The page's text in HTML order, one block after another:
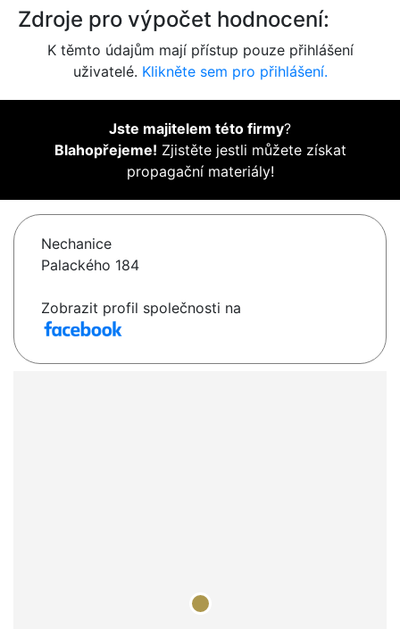
Zdroje pro výpočet hodnocení:
K těmto údajům mají přístup pouze přihlášení
uživatelé. Klikněte sem pro přihlášení.
Jste majitelem této firmy?
Blahopřejeme! Zjistěte jestli můžete získat
propagační materiály!
Nechanice
Palackého 184
Zobrazit profil společnosti na